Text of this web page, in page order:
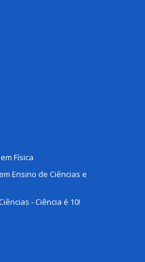
Física
Ensino de Ciências e
- Ciência é 10!